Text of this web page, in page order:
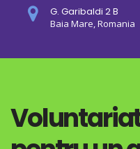
G. Garibaldi 2 B
Baia Mare, Romania